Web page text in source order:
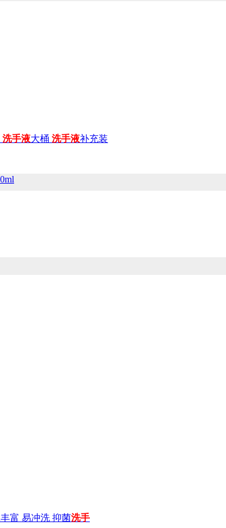
洗手液大桶 洗手液补充装
富 易冲洗 抑菌洗手